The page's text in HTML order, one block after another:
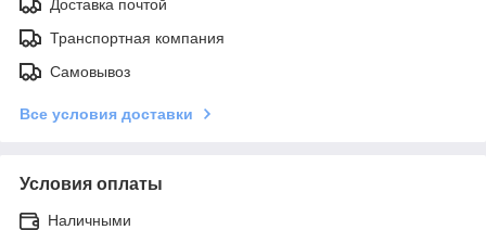
Доставка почтой
Транспортная компания
Самовывоз
Все условия доставки
Условия оплаты
Наличными